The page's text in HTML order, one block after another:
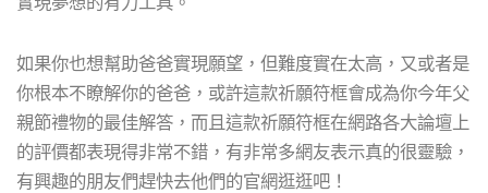
如果你也想幫助爸爸實現願望，但難度實在太高，又或者是
你根本不瞭解你的爸爸，或許這款祈願符框會成為你今年父
親節禮物的最佳解答，而且這款祈願符框在網路各大論壇上
的評價都表現得非常不錯，有非常多網友表示真的很靈驗，
有興趣的朋友們趕快去他們的官網逛逛吧！